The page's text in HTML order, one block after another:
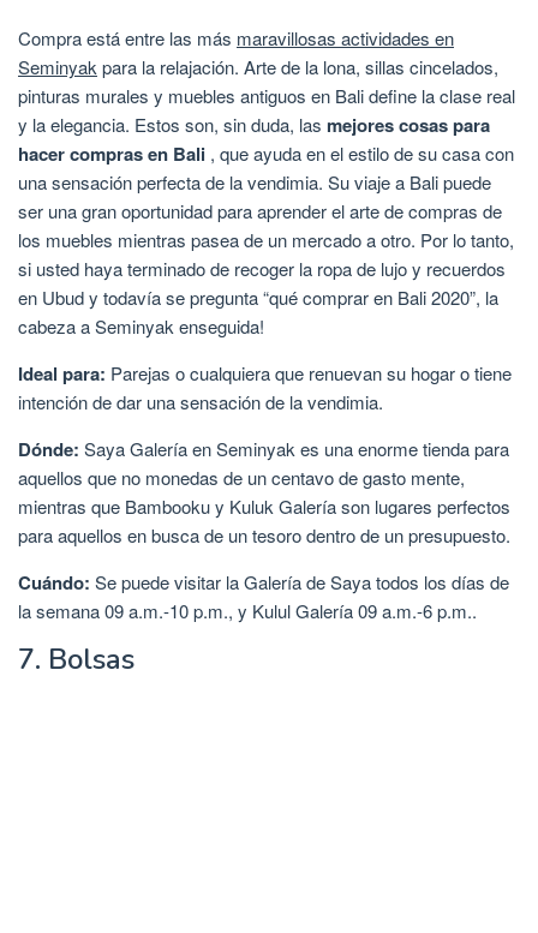
Compra está entre las más maravillosas actividades en
Seminyak para la relajación. Arte de la lona, sillas cincelados,
pinturas murales y muebles antiguos en Bali define la clase real
y la elegancia. Estos son, sin duda, las mejores cosas para
hacer compras en Bali , que ayuda en el estilo de su casa con
una sensación perfecta de la vendimia. Su viaje a Bali puede
ser una gran oportunidad para aprender el arte de compras de
los muebles mientras pasea de un mercado a otro. Por lo tanto,
si usted haya terminado de recoger la ropa de lujo y recuerdos
en Ubud y todavía se pregunta “qué comprar en Bali 2020”, la
cabeza a Seminyak enseguida!
Ideal para: Parejas o cualquiera que renuevan su hogar o tiene
intención de dar una sensación de la vendimia.
Dónde: Saya Galería en Seminyak es una enorme tienda para
aquellos que no monedas de un centavo de gasto mente,
mientras que Bambooku y Kuluk Galería son lugares perfectos
para aquellos en busca de un tesoro dentro de un presupuesto.
Cuándo: Se puede visitar la Galería de Saya todos los días de
la semana 09 a.m.-10 p.m., y Kulul Galería 09 a.m.-6 p.m..
7. Bolsas